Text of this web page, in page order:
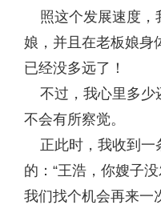
照这个发展速度，
娘，并且在老板娘身
已经没多远了！
不过，我心里多少
不会有所察觉。
正此时，我收到一
的：“王浩，你嫂子
我们找个机会再来一